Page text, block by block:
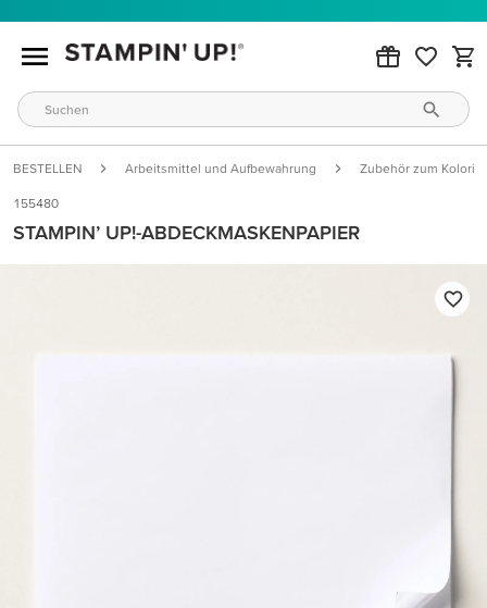
BESTELLEN Arbeitsmittel und Aufbewahrung Zubehör zum
155480
STAMPIN’ UP!-ABDECKMASKENPAPIER